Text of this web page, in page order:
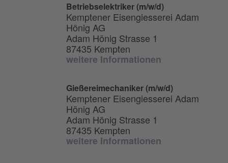
Betriebselektriker (m/w/d)
Kemptener Eisengiesserei Adam
Hönig AG
Adam Hönig Strasse 1
87435 Kempten
weitere Informationen
Gießereimechaniker (m/w/d)
Kemptener Eisengiesserei Adam
Hönig AG
Adam Hönig Strasse 1
87435 Kempten
weitere Informationen